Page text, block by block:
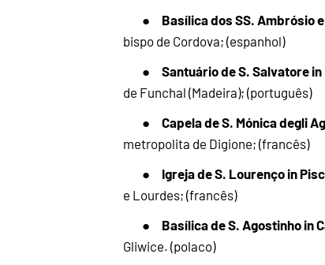
● Basílica dos SS. Ambrósio
bispo de Cordova; (espanhol)
●Santuário de S. Salvatore
de Funchal (Madeira); (português)
●Capela de S. Mónica degli
metropolita de Digione; (francês)
● Igreja de S. Lourenço in
e Lourdes; (francês)
● Basílica de S. Agostinho in
Gliwice. (polaco)